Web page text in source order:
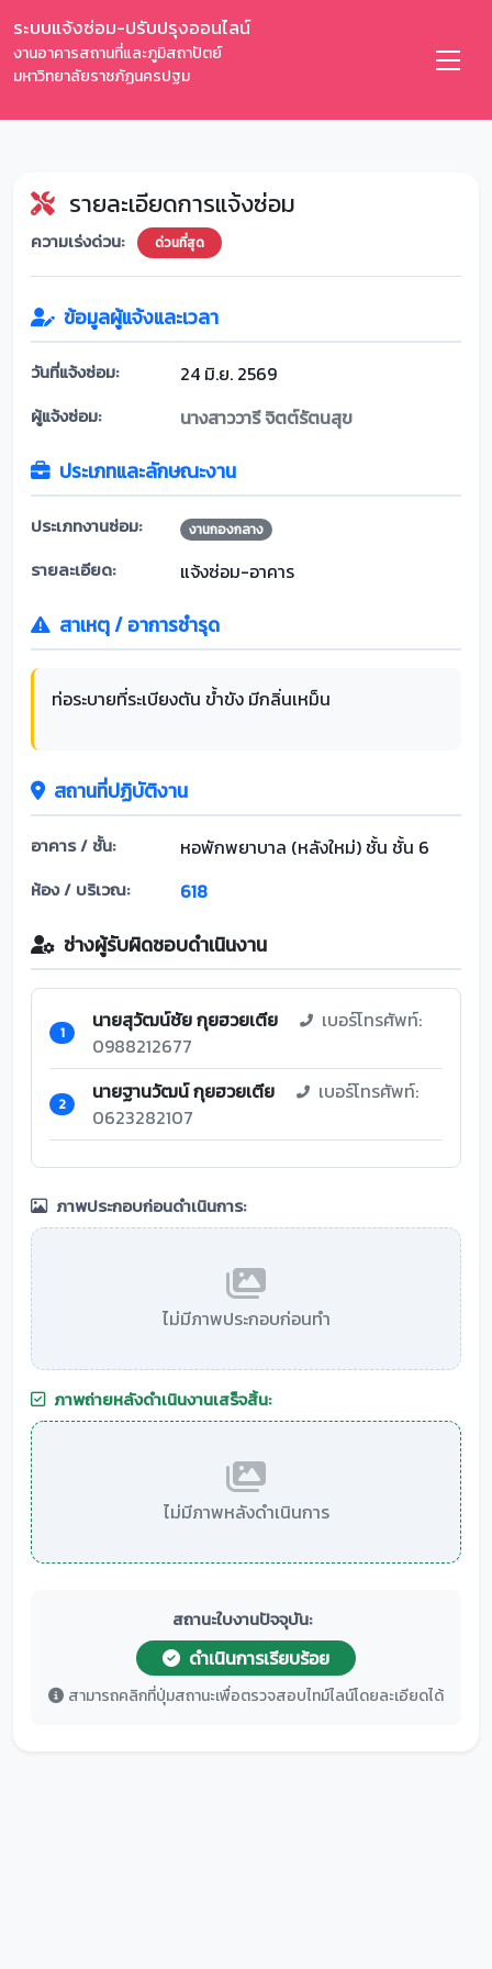
ระบบแจ้งซ่อม-ปรับปรุงออนไลน์
งานอาคารสถานที่และภูมิสถาปัตย์
มหาวิทยาลัยราชภัฏนครปฐม
รายละเอียดการแจ้งซ่อม
ความเร่งด่วน: ด่วนที่สุด
ข้อมูลผู้แจ้งและเวลา
วันที่แจ้งซ่อม: 24 มิ.ย. 2569
ผู้แจ้งซ่อม: นางสาววารี จิตต์รัตนสุข
ประเภทและลักษณะงาน
ประเภทงานซ่อม: งานกองกลาง
รายละเอียด: แจ้งซ่อม-อาคาร
สาเหตุ / อาการชำรุด
ท่อระบายที่ระเบียงตัน ข้ำขัง มีกลิ่นเหม็น
สถานที่ปฏิบัติงาน
อาคาร / ชั้น: หอพักพยาบาล (หลังใหม่) ชั้น ชั้น 6
ห้อง / บริเวณ: 618
ช่างผู้รับผิดชอบดำเนินงาน
1 นายสุวัฒน์ชัย กุยฮวยเตีย
เบอร์โทรศัพท์:
0988212677
2 นายฐานวัฒน์ กุยฮวยเตีย
เบอร์โทรศัพท์:
0623282107
ภาพประกอบก่อนดำเนินการ:
ไม่มีภาพประกอบก่อนทำ
ภาพถ่ายหลังดำเนินงานเสร็จสิ้น:
ไม่มีภาพหลังดำเนินการ
สถานะใบงานปัจจุบัน:
ดำเนินการเรียบร้อย
สามารถคลิกที่ปุ่มสถานะเพื่อตรวจสอบไทม์ไลน์โดยละเอียดได้